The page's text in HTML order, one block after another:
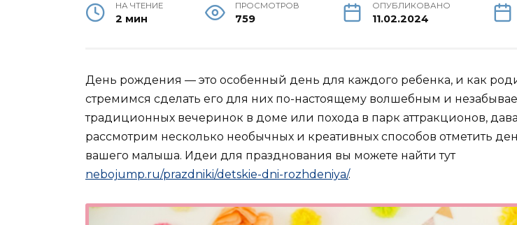
НА ЧТЕНИЕ
2 мин
ПРОСМОТРОВ
759
ОПУБЛИКОВАНО
11.02.2024
День рождения — это особенный день для каждого ребенка, и как
стремимся сделать его для них по-настоящему волшебным и
традиционных вечеринок в доме или похода в парк аттракционов,
рассмотрим несколько необычных и креативных способов отметить
вашего малыша. Идеи для празднования вы можете найти тут
nebojump.ru/prazdniki/detskie-dni-rozhdeniya/.